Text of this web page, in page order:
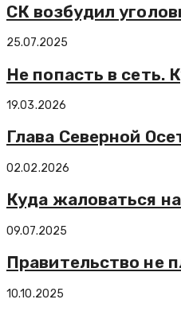
СК возбудил
25.07.2025
Не попасть в сеть.
19.03.2026
Глава Северной
02.02.2026
Куда жаловаться
09.07.2025
Правительство не
10.10.2025